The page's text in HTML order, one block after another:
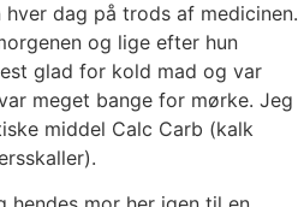
hver dag på trods af medicinen.
og lige efter hun
glad for kold mad og var
meget bange for mørke. Jeg
middel Calc Carb (kalk